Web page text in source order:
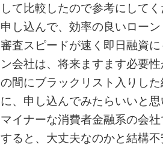
して比較したので参考にして
申し込んで、効率の良いロー
審査スピードが速く即日融資
ン会社は、将来ますます必要
の間にブラックリスト入りし
に、申し込んでみたらいいと思
マイナーな消費者金融系の会
すると、大丈夫なのかと結構